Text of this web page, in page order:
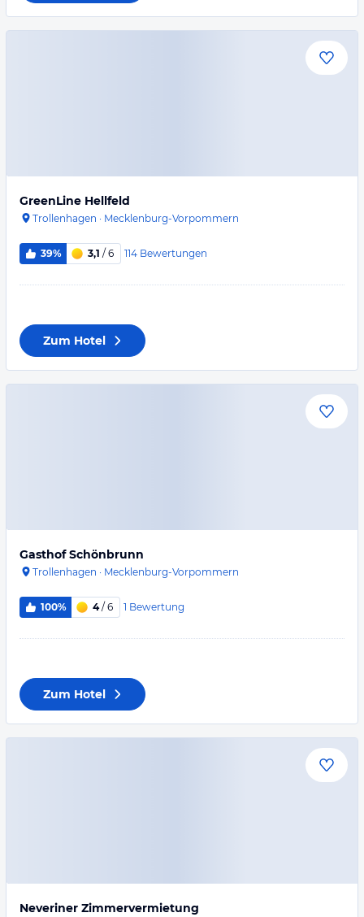
GreenLine Hellfeld
Trollenhagen · Mecklenburg-Vorpommern
39% 3,1 / 6 114 Bewertungen
Zum Hotel
Gasthof Schönbrunn
Trollenhagen · Mecklenburg-Vorpommern
100% 4/ 6 1 Bewertung
Zum Hotel
Neveriner Zimmervermietung